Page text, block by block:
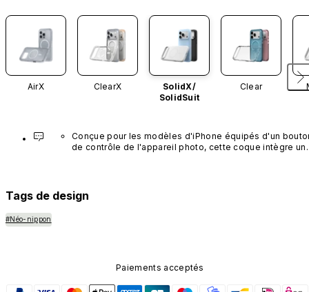
AirX ClearX
SolidX/
SolidSuit
Clear
Conçue pour les modèles d'iPhone équipés d'un
de contrôle de l'appareil photo, cette coque intègre un
Tags de design
#Néo-nippon
Paiements acceptés